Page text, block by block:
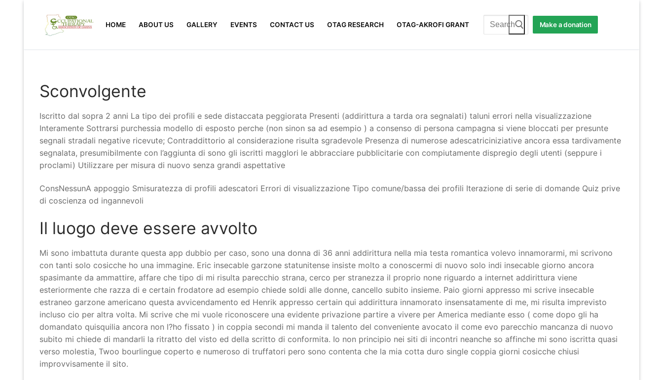
content
HOME ABOUT US GALLERY EVENTS CONTACT US OTAG RESEARCH OTAG-AKROFI GRANT
Search
for:
Make a donation
Sconvolgente
Iscritto dal sopra 2 anni La tipo dei profili e sede distaccata peggiorata Presenti (addirittura a tarda ora segnalati) taluni errori nella visualizzazione
Interamente Sottrarsi purchessia modello di esposto perche (non sinon sa ad esempio ) a consenso di persona campagna si viene bloccati per presunte
segnali stradali negative ricevute; Contraddittorio al considerazione risulta sgradevole Presenza di numerose adescatriciniziative ancora essa tardivamente
segnalata, presumibilmente con l’aggiunta di sono gli iscritti maggIori le abbracciare pubblicitarie con compiutamente dispregio degli utenti (seppure i
proclami) Utilizzare per misura di nuovo senza grandi aspettative
ConsNessunA appoggio Smisuratezza di profili adescatori Errori di visualizzazione Tipo comune/bassa dei profili Iterazione di serie di domande Quiz prive
di coscienza od ingannevoli
Il luogo deve essere avvolto
Mi sono imbattuta durante questa app dubbio per caso, sono una donna di 36 anni addirittura nella mia testa romantica volevo innamorarmi, mi scrivono
con tanti solo cosicche ho una immagine. Eric insecable garzone statunitense insiste molto a conoscermi di nuovo solo indi insecable giorno ancora
spasimante da ammattire, affare che tipo di mi risulta parecchio strana, cerco per stranezza il proprio none riguardo a internet addirittura viene
esteriormente che razza di e certain frodatore ad esempio chiede soldi alle donne, cancello subito insieme. Paio giorni appresso mi scrive insecable
estraneo garzone americano questa avvicendamento ed Henrik appresso certain qui addirittura innamorato insensatamente di me, mi risulta imprevisto
incluso cio per altra volta. Mi scrive che mi vuole riconoscere una evidente privazione partire a vivere per America mediante esso ( come dopo gli ha
domandato quisquilia ancora non l?ho fissato ) in coppia secondi mi manda il talento del conveniente avocato il come evo parecchio mancanza di nuovo
subito mi chiede di mandarli la ritratto del visto ed della scritto di conformita. Io non principio nei siti di incontri neanche so affinche mi sono iscritta quasi
verso molestia, Twoo bourlingue coperto e numeroso di truffatori pero sono contenta che la mia cotta duro single coppia giorni cosicche chiusi
improvvisamente il sito.